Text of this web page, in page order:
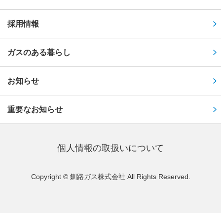
採用情報
ガスのある暮らし
お知らせ
重要なお知らせ
個⼈情報の取扱いについて
Copyright © 釧路ガス株式会社 All Rights Reserved.